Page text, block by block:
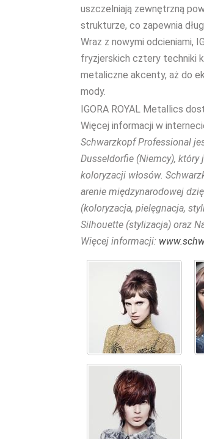
uszczelniają zewnętrzną
strukturze, co zapewnia
Wraz z nowymi odcieniami,
fryzjerskich cztery techniki
metaliczne akcenty, aż do
mody.
IGORA ROYAL Metallics
Więcej informacji w
Schwarzkopf Professional
Dusseldorfie (Niemcy),
koloryzacji włosów.
arenie międzynarodowej
(koloryzacja, pielęgnacja,
Silhouette (stylizacja) oraz
Więcej informacji: